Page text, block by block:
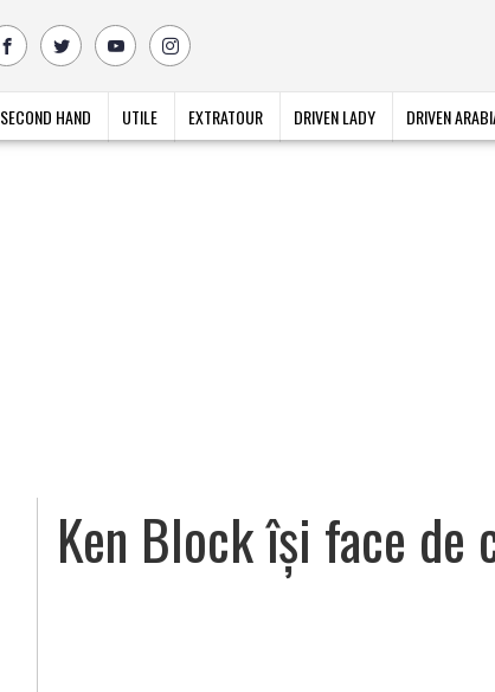
SECOND HAND UTILE EXTRATOUR DRIVEN LADY DRIVEN
Ken Block își face de